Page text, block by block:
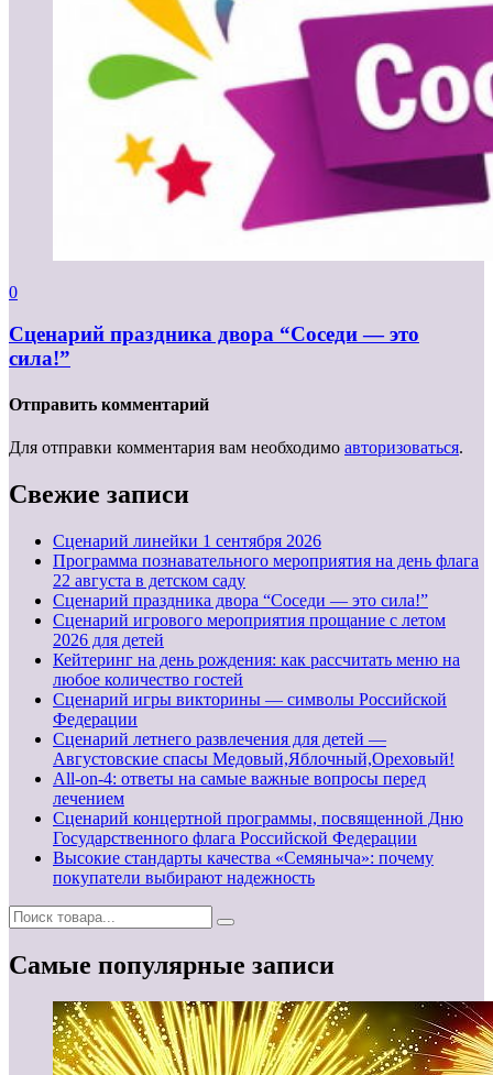
0
Сценарий праздника двора “Соседи — это
сила!”
Отправить комментарий
Для отправки комментария вам необходимо авторизоваться.
Свежие записи
Cценарий линейки 1 сентября 2026
Программа познавательного мероприятия на день флага
22 августа в детском саду
Сценарий праздника двора “Соседи — это сила!”
Сценарий игрового мероприятия прощание с летом
2026 для детей
Кейтеринг на день рождения: как рассчитать меню на
любое количество гостей
Сценарий игры викторины — символы Российской
Федерации
Сценарий летнего развлечения для детей —
Августовские спасы Медовый,Яблочный,Ореховый!
All-on-4: ответы на самые важные вопросы перед
лечением
Сценарий концертной программы, посвященной Дню
Государственного флага Российской Федерации
Высокие стандарты качества «Семяныча»: почему
покупатели выбирают надежность
Самые популярные записи